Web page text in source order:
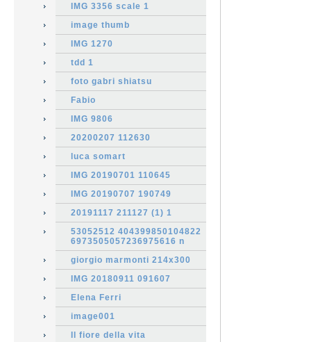
IMG 3356 scale 1
image thumb
IMG 1270
tdd 1
foto gabri shiatsu
Fabio
IMG 9806
20200207 112630
luca somart
IMG 20190701 110645
IMG 20190707 190749
20191117 211127 (1) 1
53052512 404399850104822
6973505057236975616 n
giorgio marmonti 214x300
IMG 20180911 091607
Elena Ferri
image001
Il fiore della vita